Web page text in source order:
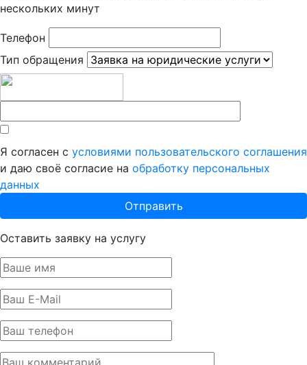
нескольких минут
Телефон
Тип обращения
Я согласен с условиями пользовательского соглашения
и даю своё согласие на обработку персональных
данных
Оставить заявку на услугу